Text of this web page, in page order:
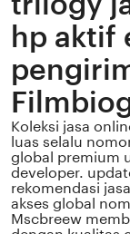
hp aktif
Koleksi jasa
luas selalu
global premium
developer.
rekomendasi
akses global
Mscbreew